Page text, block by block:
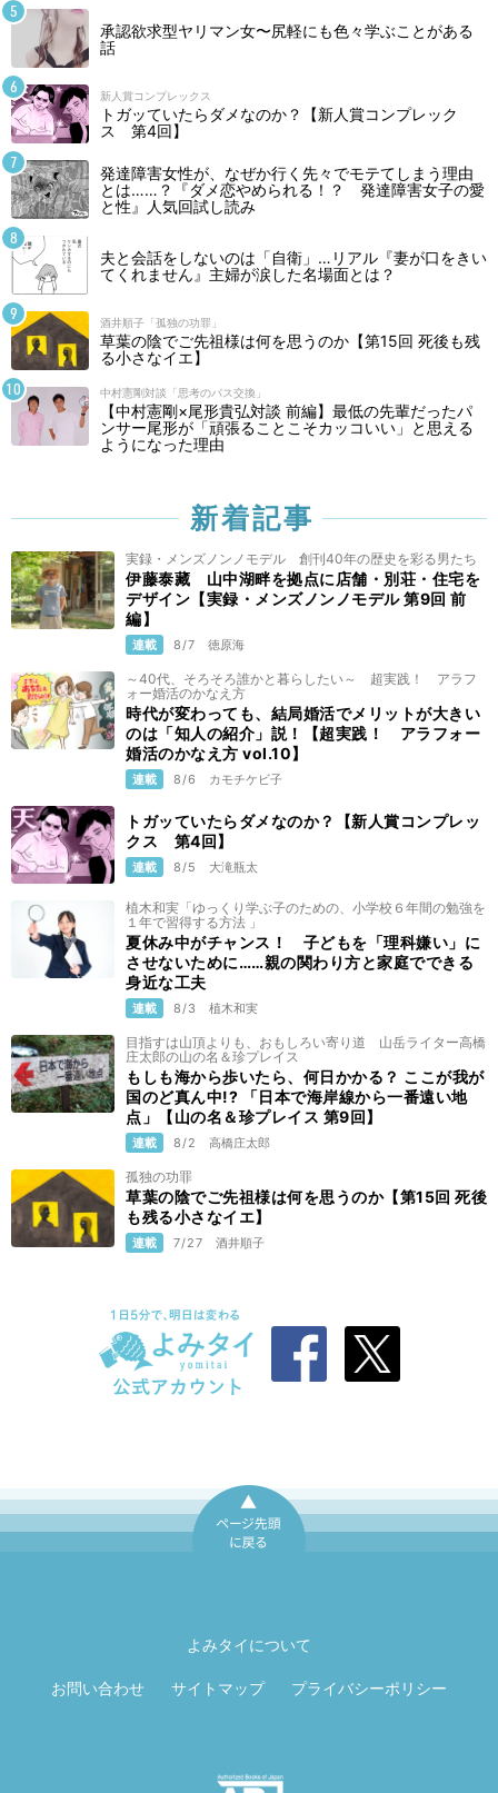
承認欲求型ヤリマン女〜尻軽にも色々学ぶことがある
話
新人賞コンプレックス
トガッていたらダメなのか？【新人賞コンプレック
ス 第4回】
発達障害女性が、なぜか行く先々でモテてしまう理由
とは……？『ダメ恋やめられる！？ 発達障害女子の愛
と性』人気回試し読み
夫と会話をしないのは「自衛」…リアル『妻が口をきい
てくれません』主婦が涙した名場面とは？
酒井順子「孤独の功罪」
草葉の陰でご先祖様は何を思うのか【第15回 死後も残
る小さなイエ】
中村憲剛対談「思考のパス交換」
【中村憲剛×尾形貴弘対談 前編】最低の先輩だったパ
ンサー尾形が「頑張ることこそカッコいい」と思える
ようになった理由
新着記事
実録・メンズノンノモデル 創刊40年の歴史を彩る男たち
伊藤泰藏 山中湖畔を拠点に店舗・別荘・住宅を
デザイン【実録・メンズノンノモデル 第9回 前
編】
連載 8/7 徳原海
～40代、そろそろ誰かと暮らしたい～ 超実践！ アラフ
ォー婚活のかなえ方
時代が変わっても、結局婚活でメリットが大きい
のは「知人の紹介」説！【超実践！ アラフォー
婚活のかなえ方 vol.10】
連載 8/6 カモチケビ子
トガッていたらダメなのか？【新人賞コンプレッ
クス 第4回】
連載 8/5 大滝瓶太
植木和実「ゆっくり学ぶ子のための、小学校６年間の勉強を
１年で習得する方法 」
夏休み中がチャンス！ 子どもを「理科嫌い」に
させないために……親の関わり方と家庭でできる
身近な工夫
連載 8/3 植木和実
目指すは山頂よりも、おもしろい寄り道 山岳ライター高橋
庄太郎の山の名＆珍プレイス
もしも海から歩いたら、何日かかる？ ここが我が
国のど真ん中!? 「日本で海岸線から一番遠い地
点」【山の名＆珍プレイス 第9回】
連載 8/2 高橋庄太郎
孤独の功罪
草葉の陰でご先祖様は何を思うのか【第15回 死後
も残る小さなイエ】
連載 7/27 酒井順子
よみタイについて
お問い合わせ サイトマップ プライバシーポリシー